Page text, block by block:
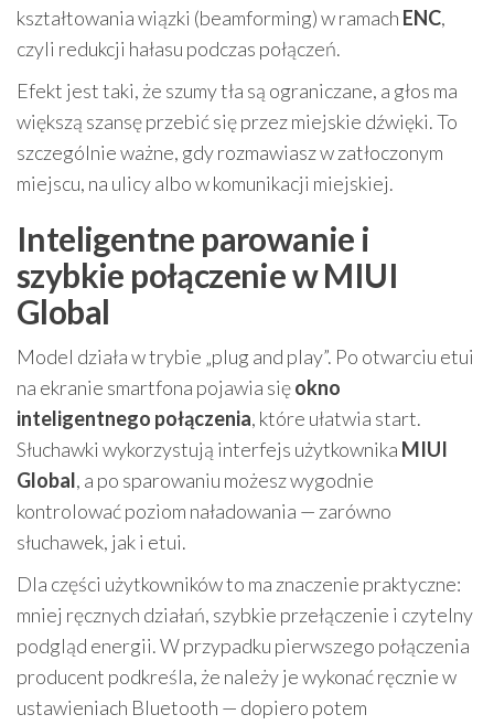
kształtowania wiązki (beamforming) w ramach ENC,
czyli redukcji hałasu podczas połączeń.
Efekt jest taki, że szumy tła są ograniczane, a głos ma
większą szansę przebić się przez miejskie dźwięki. To
szczególnie ważne, gdy rozmawiasz w zatłoczonym
miejscu, na ulicy albo w komunikacji miejskiej.
Inteligentne parowanie i
szybkie połączenie w MIUI
Global
Model działa w trybie „plug and play”. Po otwarciu etui
na ekranie smartfona pojawia sięokno
inteligentnego połączenia, które ułatwia start.
Słuchawki wykorzystują interfejs użytkownika MIUI
Global, a po sparowaniu możesz wygodnie
kontrolować poziom naładowania — zarówno
słuchawek, jak i etui.
Dla części użytkowników to ma znaczenie praktyczne:
mniej ręcznych działań, szybkie przełączenie i czytelny
podgląd energii. W przypadku pierwszego połączenia
producent podkreśla, że należy je wykonać ręcznie w
ustawieniach Bluetooth — dopiero potem